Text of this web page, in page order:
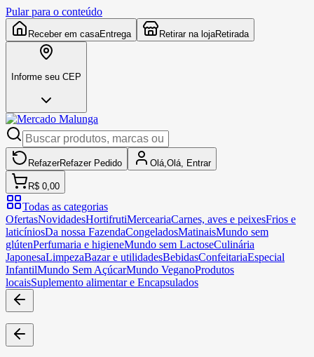
Pular para o conteúdo
Receber em casaEntrega Retirar na lojaRetirada
Informe seu CEP
RefazerRefazer Pedido Olá, Olá, Entrar
R$ 0,00
Todas as categorias
OfertasNovidadesHortifrutiMerceariaCarnes, aves e peixesFrios e
laticíniosDa nossa FazendaCongeladosMatinaisMundo sem
glútenPerfumaria e higieneMundo sem LactoseCulinária
JaponesaLimpezaBazar e utilidadesBebidasConfeitariaEspecial
InfantilMundo Sem AçúcarMundo VeganoProdutos
locaisSuplemento alimentar e Encapsulados